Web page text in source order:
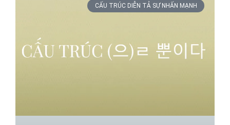
CẤU TRÚC DIỄN TẢ SỰ NHẤN MẠNH